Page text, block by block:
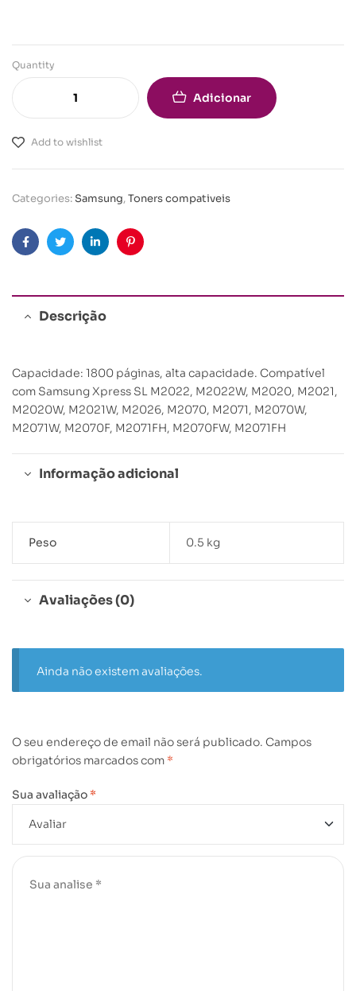
Quantity
Adicionar
Add to wishlist
Categories:Samsung,Toners compativeis
FacebookTwitterLinkedinPinterest
Descrição
Capacidade: 1800 páginas, alta capacidade. Compatível
com Samsung Xpress SL M2022, M2022W, M2020, M2021,
M2020W, M2021W, M2026, M2070, M2071, M2070W,
M2071W, M2070F, M2071FH, M2070FW, M2071FH
Informação adicional
Peso 0.5 kg
Avaliações (0)
Ainda não existem avaliações.
O seu endereço de email não será publicado. Campos
obrigatórios marcados com *
Sua avaliação *